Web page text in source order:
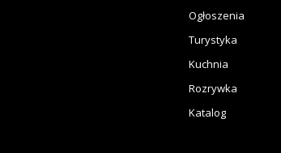
Ogłoszenia
Turystyka
Kuchnia
Rozrywka
Katalog